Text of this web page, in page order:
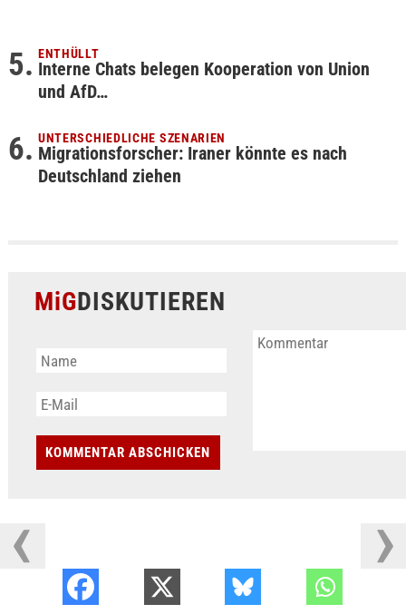
ENTHÜLLT
Interne Chats belegen Kooperation von Union
und AfD…
UNTERSCHIEDLICHE SZENARIEN
Migrationsforscher: Iraner könnte es nach
Deutschland ziehen
MiGDISKUTIEREN